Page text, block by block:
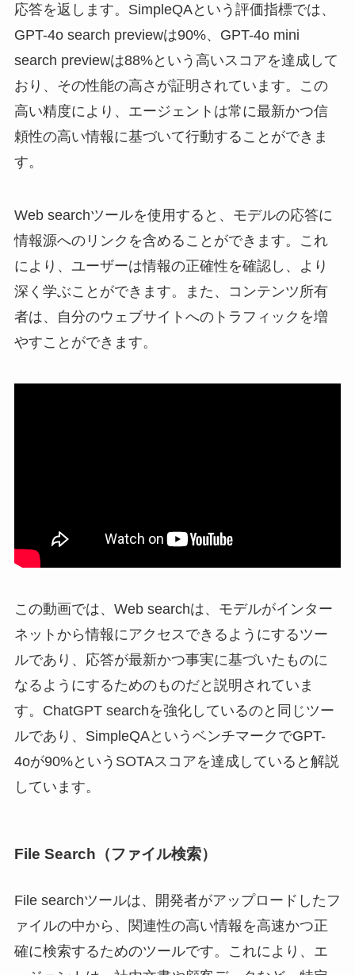
応答を返します。SimpleQAという評価指標では、
GPT-4o search previewは90%、GPT-4o mini
search previewは88%という高いスコアを達成して
おり、その性能の高さが証明されています。この
高い精度により、エージェントは常に最新かつ信
頼性の高い情報に基づいて行動することができま
す。
Web searchツールを使用すると、モデルの応答に
情報源へのリンクを含めることができます。これ
により、ユーザーは情報の正確性を確認し、より
深く学ぶことができます。また、コンテンツ所有
者は、自分のウェブサイトへのトラフィックを増
やすことができます。
この動画では、Web searchは、モデルがインター
ネットから情報にアクセスできるようにするツー
ルであり、応答が最新かつ事実に基づいたものに
なるようにするためのものだと説明されていま
す。ChatGPT searchを強化しているのと同じツー
ルであり、SimpleQAというベンチマークでGPT-
4oが90%というSOTAスコアを達成していると解説
しています。
File Search（ファイル検索）
File searchツールは、開発者がアップロードしたフ
ァイルの中から、関連性の高い情報を高速かつ正
確に検索するためのツールです。これにより、エ